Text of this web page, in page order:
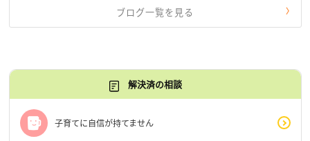
ブログ一覧を見る
解決済の相談
子育てに自信が持てません